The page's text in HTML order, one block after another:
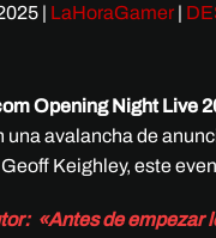
| LaHoraGamer |
Opening Night Live
una avalancha de
Keighley, este
«Antes de empezar